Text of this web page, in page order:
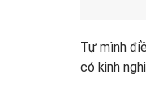
Tự mình
có kinh